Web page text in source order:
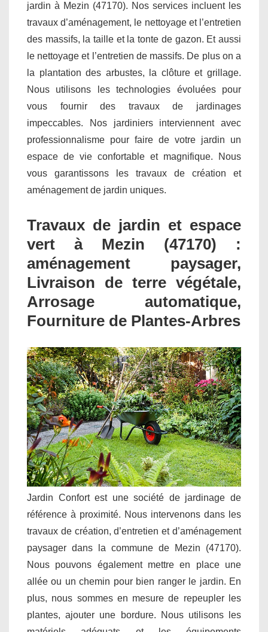
jardin à Mezin (47170). Nos services incluent les
travaux d’aménagement, le nettoyage et l’entretien
des massifs, la taille et la tonte de gazon. Et aussi
le nettoyage et l’entretien de massifs. De plus on a
la plantation des arbustes, la clôture et grillage.
Nous utilisons les technologies évoluées pour
vous fournir des travaux de jardinages
impeccables. Nos jardiniers interviennent avec
professionnalisme pour faire de votre jardin un
espace de vie confortable et magnifique. Nous
vous garantissons les travaux de création et
aménagement de jardin uniques.
Travaux de jardin et espace
vert à Mezin (47170) :
aménagement paysager,
Livraison de terre végétale,
Arrosage automatique,
Fourniture de Plantes-Arbres
Jardin Confort est une société de jardinage de
référence à proximité. Nous intervenons dans les
travaux de création, d’entretien et d’aménagement
paysager dans la commune de Mezin (47170).
Nous pouvons également mettre en place une
allée ou un chemin pour bien ranger le jardin. En
plus, nous sommes en mesure de repeupler les
plantes, ajouter une bordure. Nous utilisons les